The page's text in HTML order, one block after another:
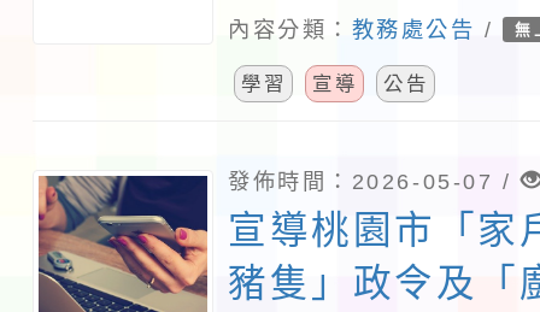
平台任務
內容分類： 教務處公告 / 無
學習 宣導 公告
發佈時間：2026-05-07 /
宣導桃園市「家
豬隻」政令及「